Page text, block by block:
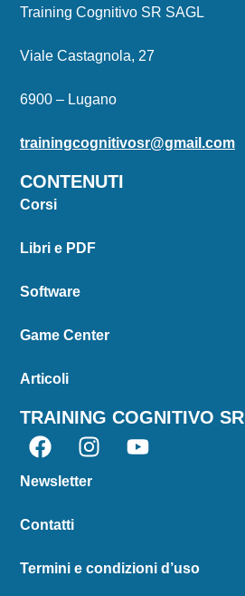
Training Cognitivo SR SAGL
Viale Castagnola, 27
6900 – Lugano
trainingcognitivosr@gmail.com
CONTENUTI
Corsi
Libri e PDF
Software
Game Center
Articoli
TRAINING COGNITIVO SR
Newsletter
Contatti
Termini e condizioni d’uso